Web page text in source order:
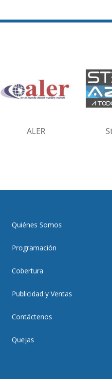
ALER
Quiénes Somos
Programación
Cobertura
Publicidad y Ventas
Contáctenos
Quejas